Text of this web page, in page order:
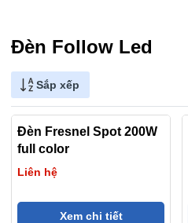
Đèn Follow Led
Sắp xếp
Đèn Fresnel Spot 200W
full color
Liên hệ
Xem chi tiết